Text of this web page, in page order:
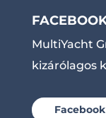
MultiYacht
kizárólagos
Facebook